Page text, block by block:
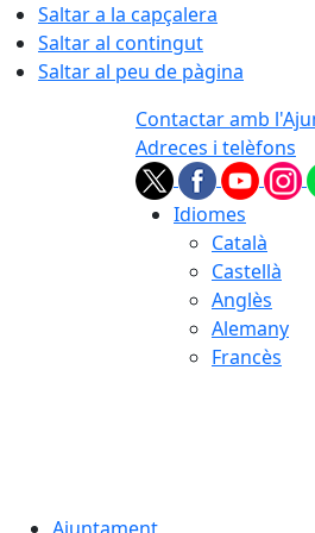
Saltar a la capçalera
Saltar al contingut
Saltar al peu de pàgina
Contactar amb
Adreces i telèfons
Idiomes
Català
Castellà
Anglès
Alemany
Francès